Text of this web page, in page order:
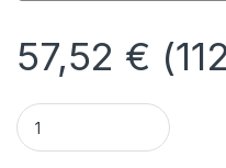
57,52 €
Доматена Супа за